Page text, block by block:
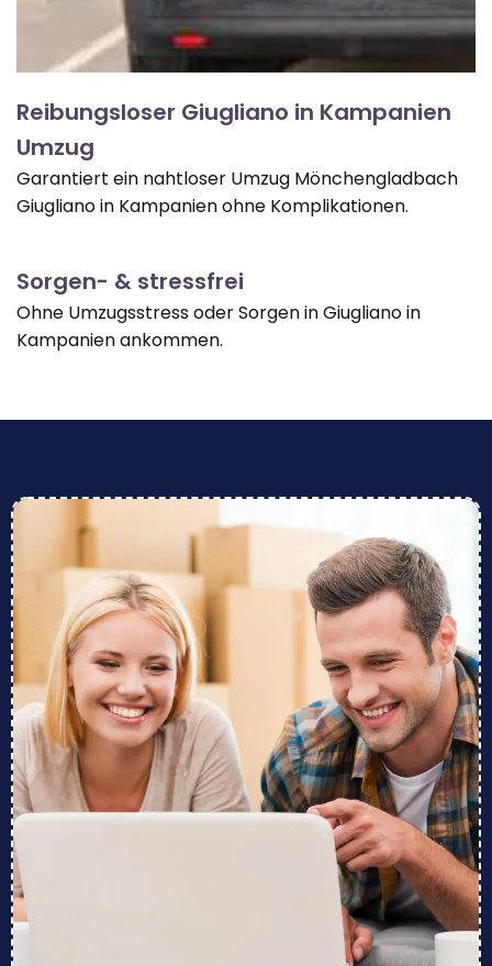
Reibungsloser Giugliano in Kampanien
Umzug
Garantiert ein nahtloser Umzug Mönchengladbach
Giugliano in Kampanien ohne Komplikationen.
Sorgen- & stressfrei
Ohne Umzugsstress oder Sorgen in Giugliano in
Kampanien ankommen.